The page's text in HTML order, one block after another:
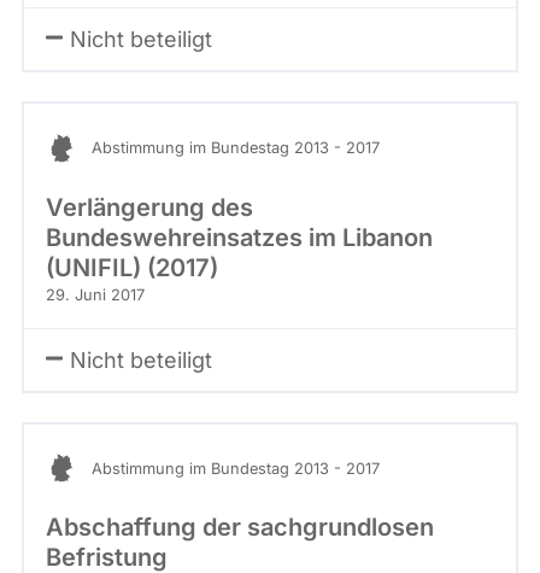
Nicht beteiligt
Abstimmung im Bundestag 2013 - 2017
Verlängerung des
Bundeswehreinsatzes im Libanon
(UNIFIL) (2017)
29. Juni 2017
Nicht beteiligt
Abstimmung im Bundestag 2013 - 2017
Abschaffung der sachgrundlosen
Befristung